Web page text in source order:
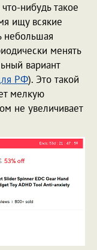
нибудь такое
ищу всякие
небольшая
менять
вариант
РФ). Это такой
мелкую
не увеличивает